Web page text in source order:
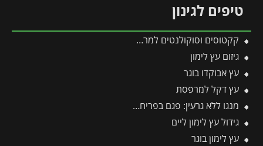
טיפים לגינון
קקטוסים וסוקולנטים למרפסת
גיזום עץ לימון
עץ אבוקדו בוגר
עץ דקל למרפסת
מנגו ללא גרעין: פגם בפריחה או יתרון אקזוטי?
גידול עץ לימון ליים
עץ לימון בוגר